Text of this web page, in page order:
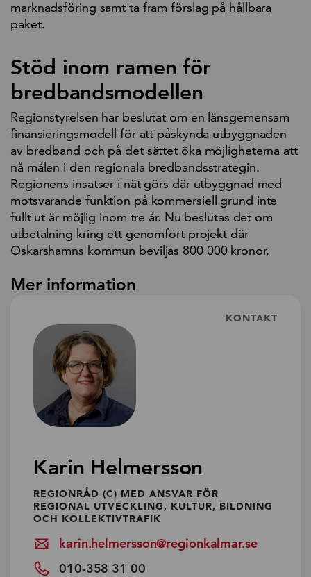
marknadsföring samt ta fram förslag på hållbara
paket.
Stöd inom ramen för
bredbandsmodellen
Regionstyrelsen har beslutat om en länsgemensam
finansieringsmodell för att påskynda utbyggnaden
av bredband och på det sättet öka möjligheterna att
nå målen i den regionala bredbandsstrategin.
Regionens insatser i nät görs där utbyggnad med
motsvarande funktion på kommersiell grund inte
fullt ut är möjlig inom tre år. Nu beslutas det om
utbetalning kring ett genomfört projekt där
Oskarshamns kommun beviljas 800 000 kronor.
Mer information
KONTAKT
Karin Helmersson
REGIONRÅD (C) MED ANSVAR FÖR
REGIONAL UTVECKLING, KULTUR, BILDNING
OCH KOLLEKTIVTRAFIK
karin.helmersson@regionkalmar.se
010-358 31 00